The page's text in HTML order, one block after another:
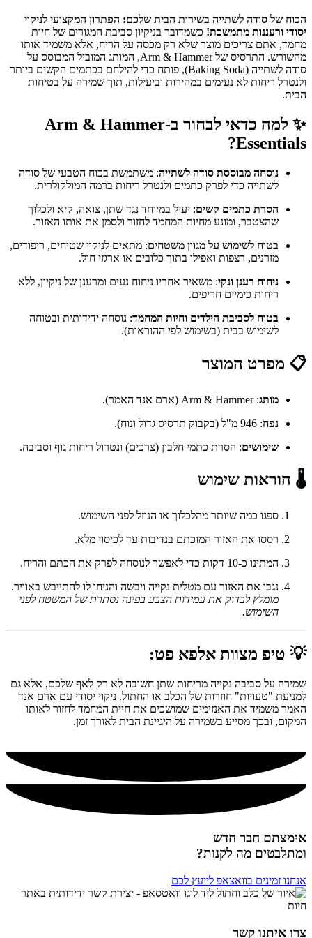
הכוח של סודה לשתייה בשירות הבית שלכם: הפתרון המקצועי לניקוי
יסודי ורעננות מתמשכת! כשמדובר בניקיון סביבת המגורים של חיות
מחמד, אתם צריכים מוצר שלא רק מכסה על הריח, אלא משמיד אותו
מהשורש. התרסיס של Arm & Hammer, המותג המוביל המבוסס על
סודה לשתייה (Baking Soda), פותח כדי להילחם בכתמים הקשים ביותר
ולנטרל ריחות לא נעימים במהירות וביעילות, תוך שמירה על בטיחות
הבית.
✨ למה כדאי לבחור ב-Arm & Hammer
Essentials?
נוסחה מבוססת סודה לשתייה: משתמשת בכוח הטבעי של סודה
לשתייה כדי לפרק כתמים ולנטרל ריחות ברמה המולקולרית.
הסרת כתמים קשים: יעיל במיוחד נגד שתן, צואה, קיא ולכלוך
שהצטבר, ומונע מחיות המחמד לחזור ולסמן את אותו האזור.
בטוח לשימוש על מגוון משטחים: מתאים לניקוי שטיחים, ריפודים,
מזרנים, רצפות ואפילו בתוך כלובים או ארגזי חול.
ניחוח רענן ונקי: משאיר אחריו ניחוח נעים ומרענן של ניקיון, ללא
ריחות כימיים חריפים.
בטוח לסביבת הילדים וחיות המחמד: נוסחה ידידותית ובטוחה
לשימוש בבית (בשימוש לפי ההוראות).
📋 מפרט המוצר
מותג: Arm & Hammer (ארם אנד האמר).
נפח: 946 מ"ל (בקבוק תרסיס גדול ונוח).
שימושים: הסרת כתמי חלבון (צרכים) ונטרול ריחות גוף וסביבה.
🌡️ הוראות שימוש
ספגו כמה שיותר מהלכלוך או הנוזל לפני השימוש.
רססו את האזור המוכתם בנדיבות עד לכיסוי מלא.
המתינו כ-10 דקות כדי לאפשר לנוסחה לפרק את הכתם והריח.
נגבו את האזור עם מטלית נקייה ויבשה והניחו לו להתייבש באוויר.
מומלץ לבדוק את עמידות הצבע בפינה נסתרת של המשטח לפני
השימוש.
💡 טיפ מצוות אלפא פט:
שמירה על סביבה נקייה מריחות שתן חשובה לא רק לאף שלכם, אלא גם
למניעת "טעויות" חוזרות של הכלב או החתול. ניקוי יסודי עם ארם אנד
האמר משמיד את האנזימים שמושכים את חיית המחמד לחזור לאותו
המקום, ובכך מסייע בשמירה על היגיינת הבית לאורך זמן.
אימצתם חבר חדש
ומתלבטים מה לקנות?
אנחנו זמינים בוואצאפ לייעץ לכם
צרו איתנו קשר